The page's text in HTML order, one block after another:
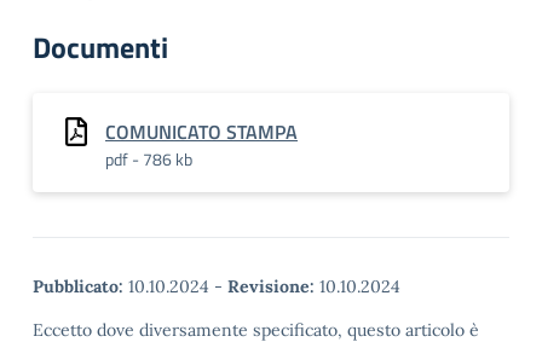
Documenti
COMUNICATO STAMPA
pdf - 786 kb
Pubblicato: 10.10.2024 - Revisione: 10.10.2024
Eccetto dove diversamente specificato, questo articolo è